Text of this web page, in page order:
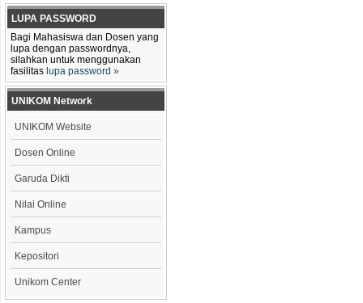
LUPA PASSWORD
Bagi Mahasiswa dan Dosen yang
lupa dengan passwordnya,
silahkan untuk menggunakan
fasilitas lupa password »
UNIKOM Network
UNIKOM Website
Dosen Online
Garuda Dikti
Nilai Online
Kampus
Kepositori
Unikom Center